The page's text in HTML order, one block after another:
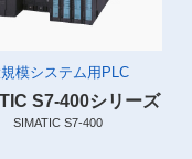
模システム用PLC
S7-400シリーズ
SIMATIC S7-400